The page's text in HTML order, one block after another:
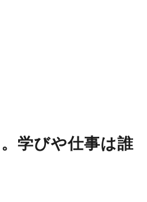
学びや仕事は誰